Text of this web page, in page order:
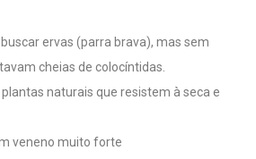
ervas (parra brava), mas sem
cheias de colocíntidas.
plantas naturais que resistem à seca e
veneno muito forte